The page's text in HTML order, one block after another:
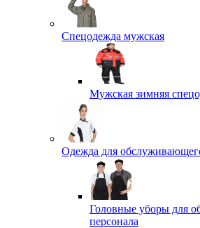
Спецодежда мужская
Мужская зимняя
Одежда для
Головные уборы для
персонала